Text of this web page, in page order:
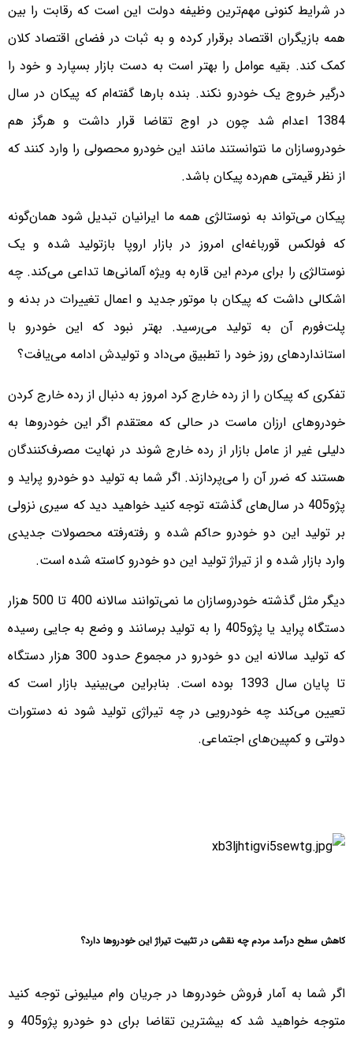
در شرایط کنونی مهم‌ترین وظیفه دولت این است که رقابت را بین
همه بازیگران اقتصاد برقرار کرده و به ثبات در فضای اقتصاد کلان
کمک کند. بقیه عوامل را بهتر است به دست بازار بسپارد و خود را
درگیر خروج یک خودرو نکند. بنده بارها گفته‌ام که پیکان در سال
1384 اعدام شد چون در اوج تقاضا قرار داشت و هرگز هم
خودروسازان ما نتوانستند مانند این خودرو محصولی را وارد کنند که
از نظر قیمتی هم‌رده پیکان باشد.
پیکان می‌تواند به نوستالژی همه ما ایرانیان تبدیل شود همان‌گونه
که فولکس قورباغه‌ای امروز در بازار اروپا باز‌تولید شده و یک
نوستالژی را برای مردم این قاره به ویژه آلمانی‌ها تداعی می‌کند. چه
اشکالی داشت که پیکان با موتور جدید و اعمال تغییرات در بدنه و
پلت‌فورم آن به تولید می‌رسید. بهتر نبود که این خودرو با
استانداردهای روز خود را تطبیق می‌داد و تولیدش ادامه می‌یافت؟
تفکری که پیکان را از رده خارج کرد امروز به دنبال از رده خارج کردن
خودروهای ارزان ماست در حالی که معتقدم اگر این خودروها به
دلیلی غیر از عامل بازار از رده خارج شوند در نهایت مصرف‌کنندگان
هستند که ضرر آن را می‌پردازند. اگر شما به تولید دو خودرو پراید و
پژو‌405 در سال‌های گذشته توجه کنید خواهید دید که سیری نزولی
بر تولید این دو خودرو حاکم شده و رفته‌رفته محصولات جدیدی
وارد بازار شده و از تیراژ تولید این دو خودرو کاسته شده است.
دیگر مثل گذشته خودروسازان ما نمی‌توانند سالانه 400 تا 500 هزار
دستگاه پراید یا پژو‌405 را به تولید برسانند و وضع به جایی رسیده
که تولید سالانه این دو خودرو در مجموع حدود 300 هزار دستگاه
تا پایان سال 1393 بوده است. بنابراین می‌بینید بازار است که
تعیین می‌کند چه خودرویی در چه تیراژی تولید شود نه دستورات
دولتی و کمپین‌های اجتماعی.
کاهش سطح درآمد مردم چه نقشی در تثبیت تیراژ این خودروها دارد؟
اگر شما به آمار فروش خودروها در جریان وام ‌میلیونی توجه کنید
متوجه خواهید شد که بیشترین تقاضا برای دو خودرو پژو‌405 و